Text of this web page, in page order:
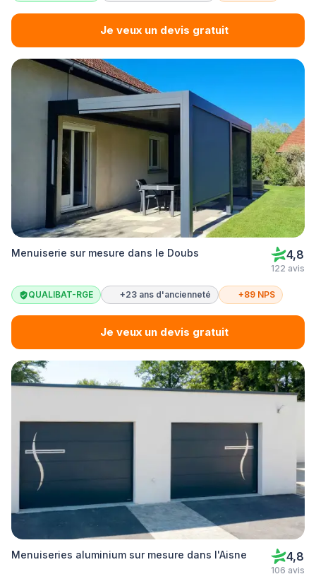
Je veux un devis gratuit
Menuiserie sur mesure dans le Doubs 4,8
122 avis
QUALIBAT-RGE +23 ans d'ancienneté +89 NPS
Je veux un devis gratuit
Menuiseries aluminium sur mesure dans l'Aisne 4,8
106 avis